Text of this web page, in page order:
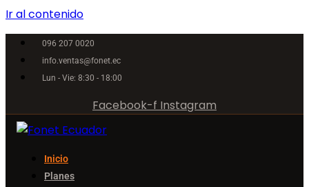
Ir al contenido
096 207 0020
info.ventas@fonet.ec
Lun - Vie: 8:30 - 18:00
Facebook-f Instagram
Inicio
Planes